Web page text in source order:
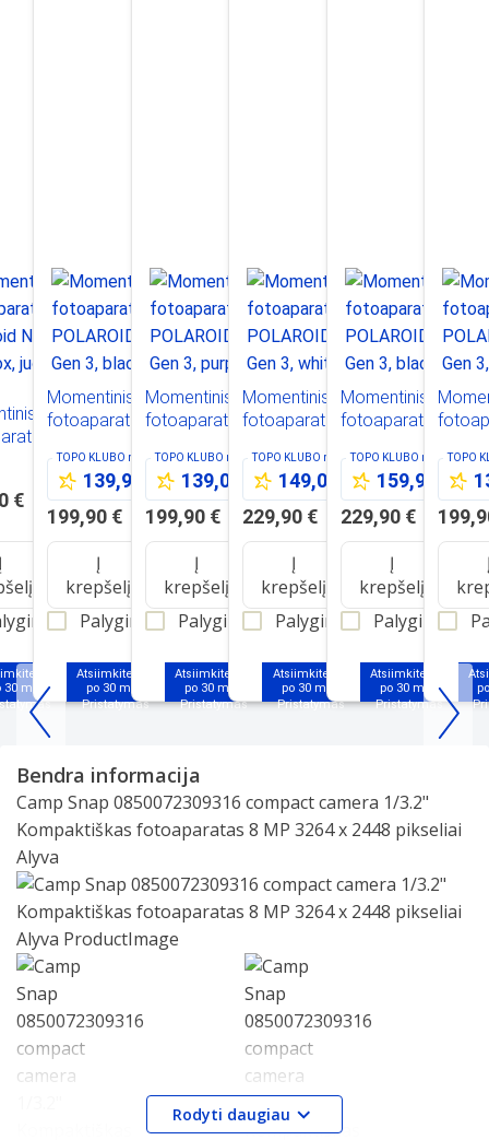
Now Gen
juodas
€
jau
30 min.
Momentinis
fotoaparatas
Gen 3, black
TOPO KLUBO nariams
139,99 €
199,90 €
Atsiimkite jau
po 30 min.
Į
krepšelį
Palyginti
Momentinis
fotoaparatas
Gen 3, purple
TOPO KLUBO nariams
139,00 €
199,90 €
Atsiimkite jau
po 30 min.
Į
krepšelį
Palyginti
Momentinis
fotoaparatas
Gen 3, white
TOPO KLUBO nariams
149,00 €
229,90 €
Atsiimkite jau
po 30 min.
Į
krepšelį
Palyginti
Momentinis
fotoaparatas
Gen 3, black
TOPO KLUBO nariams
159,90 €
229,90 €
Atsiimkite jau
po 30 min.
Į
krepšelį
Palyginti
Gen
white
TOPO
Item
25
Bendra informacija
Camp Snap 0850072309316 compact camera 1/3.2"
Kompaktiškas fotoaparatas 8 MP 3264 x 2448 pikseliai
Alyva
Slide 1 of 2
Rodyti daugiau